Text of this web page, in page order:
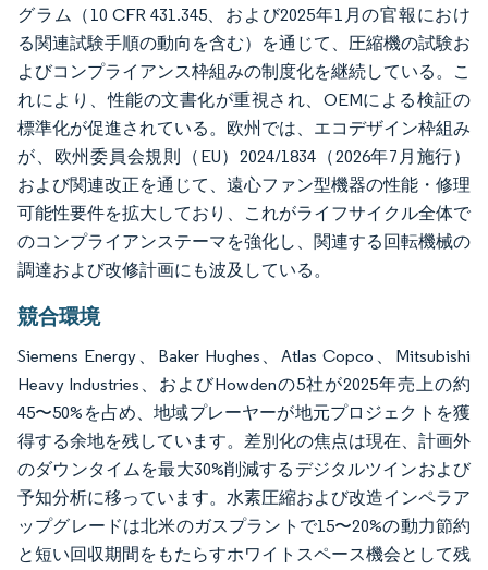
グラム（10 CFR 431.345、および2025年1月の官報におけ
る関連試験手順の動向を含む）を通じて、圧縮機の試験お
よびコンプライアンス枠組みの制度化を継続している。こ
れにより、性能の文書化が重視され、OEMによる検証の
標準化が促進されている。欧州では、エコデザイン枠組み
が、欧州委員会規則（EU）2024/1834（2026年7月施行）
および関連改正を通じて、遠心ファン型機器の性能・修理
可能性要件を拡大しており、これがライフサイクル全体で
のコンプライアンステーマを強化し、関連する回転機械の
調達および改修計画にも波及している。
競合環境
Siemens Energy、Baker Hughes、Atlas Copco、Mitsubishi
Heavy Industries、およびHowdenの5社が2025年売上の約
45〜50%を占め、地域プレーヤーが地元プロジェクトを獲
得する余地を残しています。差別化の焦点は現在、計画外
のダウンタイムを最大30%削減するデジタルツインおよび
予知分析に移っています。水素圧縮および改造インペラア
ップグレードは北米のガスプラントで15〜20%の動力節約
と短い回収期間をもたらすホワイトスペース機会として残